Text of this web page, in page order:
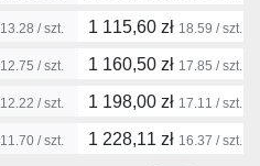
13.28 / szt. 1 115,60 zł 18.59 / szt.
12.75 / szt. 1 160,50 zł 17.85 / szt.
12.22 / szt. 1 198,00 zł 17.11 / szt.
11.70 / szt. 1 228,11 zł 16.37 / szt.